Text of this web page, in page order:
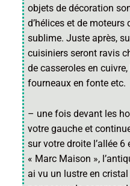
objets de décoration
d’hélices et de moteurs
sublime. Juste après,
cuisiniers seront ravis
de casseroles en
fourneaux en fonte etc.
– une fois devant les
votre gauche et
sur votre droite l’allée 6
« Marc Maison »,
ai vu un lustre en